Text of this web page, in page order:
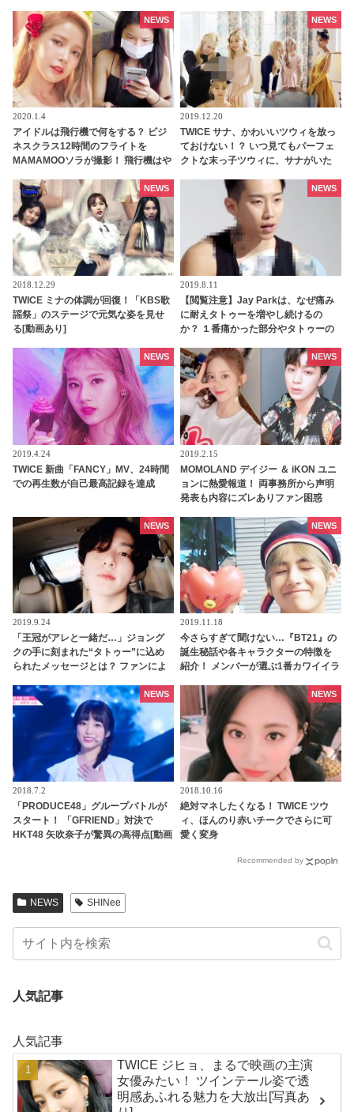
2020.1.4
アイドルは飛行機で何をする？ ビジ
ネスクラス12時間のフライトを
MAMAMOOソラが撮影！ 飛行機はや
NEWS
2019.12.20
TWICE サナ、かわいいツウィを放っ
ておけない！？ いつ見てもパーフェ
クトな末っ子ツウィに、サナがいた
いを出す姿は、まるでツウィに恋す
NEWS
2018.12.29
TWICE ミナの体調が回復！「KBS歌
謡祭」のステージで元気な姿を見せ
る[動画あり]
NEWS
2019.8.11
【閲覧注意】Jay Parkは、なぜ痛み
に耐えタトゥーを増やし続けるの
か？ １番痛かった部分やタトゥーの
NEWS
2019.4.24
TWICE 新曲「FANCY」MV、24時間
での再生数が自己最高記録を達成
NEWS
2019.2.15
MOMOLAND デイジー ＆ iKON ユニ
ョンに熱愛報道！ 両事務所から声明
発表も内容にズレありファン困惑
NEWS
2019.9.24
「王冠がアレと一緒だ…」ジョング
クの手に刻まれた“タトゥー”に込め
られたメッセージとは？ ファンによ
NEWS
2019.11.18
今さらすぎて聞けない…『BT21』の
誕生秘話や各キャラクターの特徴を
紹介！ メンバーが選ぶ1番カワイイラ
は？
NEWS
2018.7.2
「PRODUCE48」グループバトルが
スタート！ 「GFRIEND」対決で
HKT48 矢吹奈子が驚異の高得点[動画
NEWS
2018.10.16
絶対マネしたくなる！ TWICE ツウ
ィ、ほんのり赤いチークでさらに可
愛く変身
NEWS
Recommended by
NEWS SHINee
人気記事
人気記事
TWICE ジヒョ、まるで映画の主演
女優みたい！ ツインテール姿で透
明感あふれる魅力を大放出[写真あ